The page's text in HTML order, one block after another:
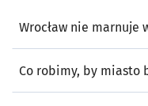
Wrocław nie marnuje
Co robimy, by miasto